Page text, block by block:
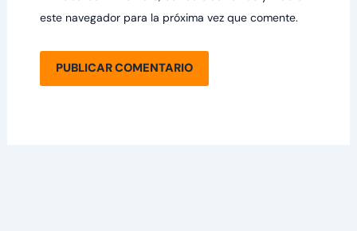
este navegador para la próxima vez que comente.